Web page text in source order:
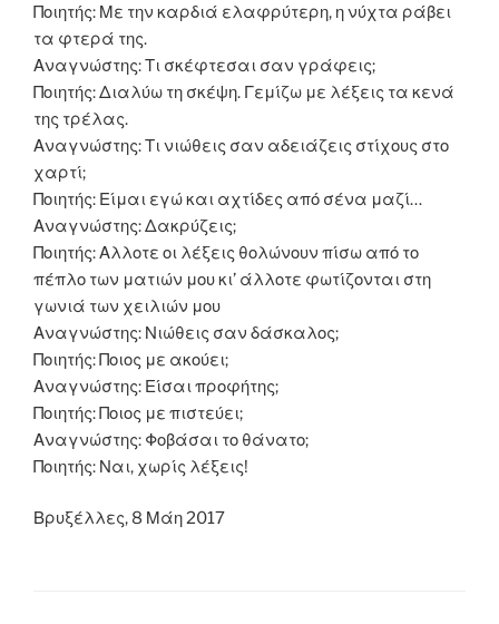
Ποιητής: Με την καρδιά ελαφρύτερη, η νύχτα ράβει
τα φτερά της.
Αναγνώστης: Τι σκέφτεσαι σαν γράφεις;
Ποιητής: Διαλύω τη σκέψη. Γεμίζω με λέξεις τα κενά
της τρέλας.
Αναγνώστης: Τι νιώθεις σαν αδειάζεις στίχους στο
χαρτί;
Ποιητής: Είμαι εγώ και αχτίδες από σένα μαζί…
Αναγνώστης: Δακρύζεις;
Ποιητής: Αλλοτε οι λέξεις θολώνουν πίσω από το
πέπλο των ματιών μου κι’ άλλοτε φωτίζονται στη
γωνιά των χειλιών μου
Αναγνώστης: Νιώθεις σαν δάσκαλος;
Ποιητής: Ποιος με ακούει;
Αναγνώστης: Είσαι προφήτης;
Ποιητής: Ποιος με πιστεύει;
Αναγνώστης: Φοβάσαι το θάνατο;
Ποιητής: Ναι, χωρίς λέξεις!
Βρυξέλλες, 8 Μάη 2017